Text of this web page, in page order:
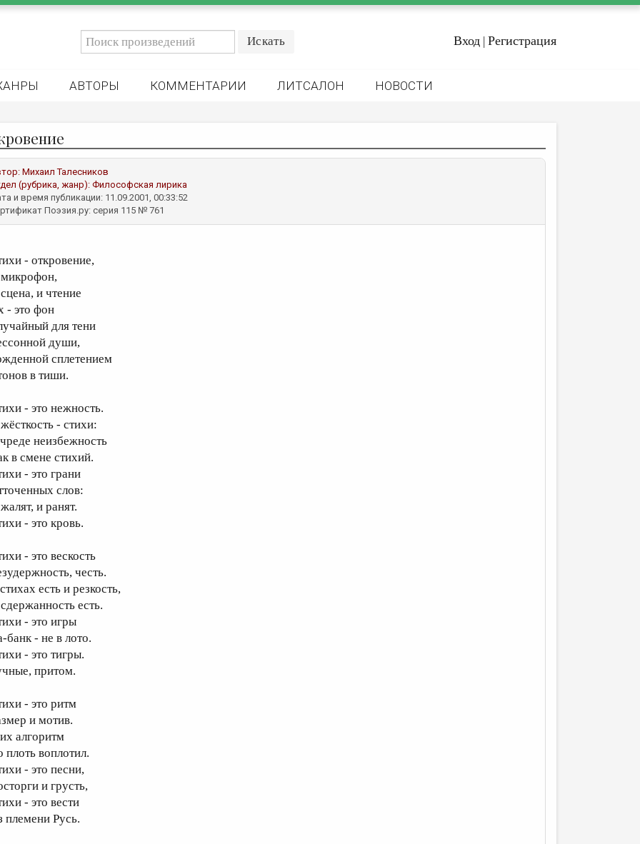
Вход | Регистрация
АВТОРЫ КОММЕНТАРИИ ЛИТСАЛОН НОВОСТИ
Михаил Талесников
(рубрика, жанр):Философская лирика
и время публикации: 11.09.2001, 00:33:52
Поэзия.ру: серия 115 № 761
- откровение,
и чтение
- это фон
для тени
души,
сплетением
в тиши.
- это нежность.
- стихи:
неизбежность
в смене стихий.
- это грани
слов:
и ранят.
- это кровь.
- это вескость
честь.
есть и резкость,
есть.
- это игры
банк - не в лото.
- это тигры.
притом.
- это ритм
и мотив.
алгоритм
плоть воплотил.
- это песни,
и грусть,
- это вести
племени Русь.